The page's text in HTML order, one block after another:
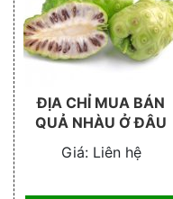
ĐỊA CHỈ MUA BÁN
QUẢ NHÀU Ở ĐÂU
Giá:Liên hệ